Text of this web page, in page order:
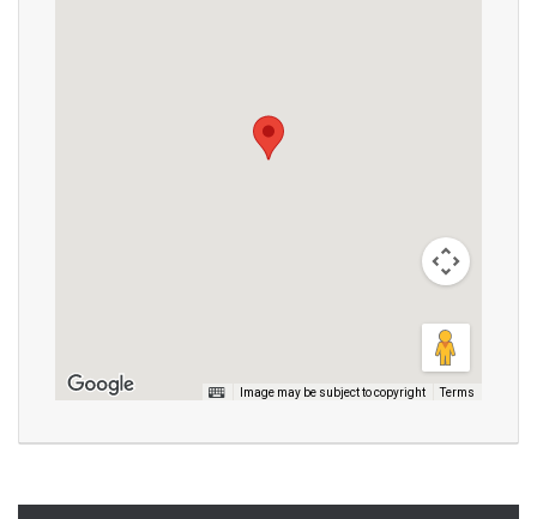
Image may be subject to copyright Terms